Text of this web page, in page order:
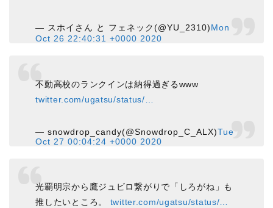
— スホイさん と フェネック(@YU_2310)Mon
Oct 26 22:40:31 +0000 2020
不動高校のランクインは納得過ぎるwww
twitter.com/ugatsu/status/…
— snowdrop_candy(@Snowdrop_C_ALX)Tue
Oct 27 00:04:24 +0000 2020
光覇明宗から鷹ジュビロ繋がりで「しろがね」も
推したいところ。 twitter.com/ugatsu/status/…